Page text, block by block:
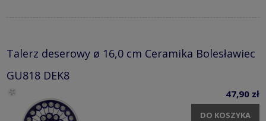
Talerz deserowy ø 16,0 cm Ceramika Bolesławiec
GU818 DEK8
47,90 zł
DO KOSZYKA